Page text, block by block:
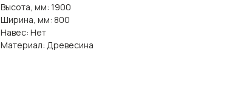
Высота, мм: 1900
Ширина, мм: 800
Навес: Нет
Материал: Древесина